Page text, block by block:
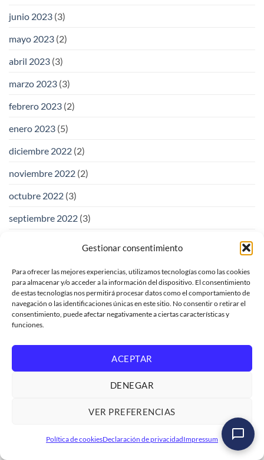
Gestionar consentimiento
Para ofrecer las mejores experiencias, utilizamos tecnologías como las cookies
para almacenar y/o acceder a la información del dispositivo. El consentimiento
de estas tecnologías nos permitirá procesar datos como el comportamiento de
navegación o las identificaciones únicas en este sitio. No consentir o retirar el
consentimiento, puede afectar negativamente a ciertas características y
funciones.
ACEPTAR
DENEGAR
VER PREFERENCIAS
Política de cookiesDeclaración de privacidadImpressum
junio 2023 (3)
mayo 2023 (2)
abril 2023 (3)
marzo 2023 (3)
febrero 2023 (2)
enero 2023 (5)
diciembre 2022 (2)
noviembre 2022 (2)
octubre 2022 (3)
septiembre 2022 (3)
junio 2022(4)
mayo 2022(5)
abril 2022
febrero 2022(3)
noviembre 2021(4)
Máster en Desarrollo y Modelado Avanzado de Datos
en SAP HANA Cloud